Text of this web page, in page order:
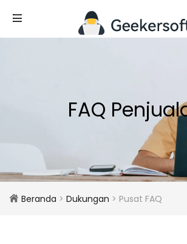
FAQ
Beranda > Dukungan > Pusat FAQ